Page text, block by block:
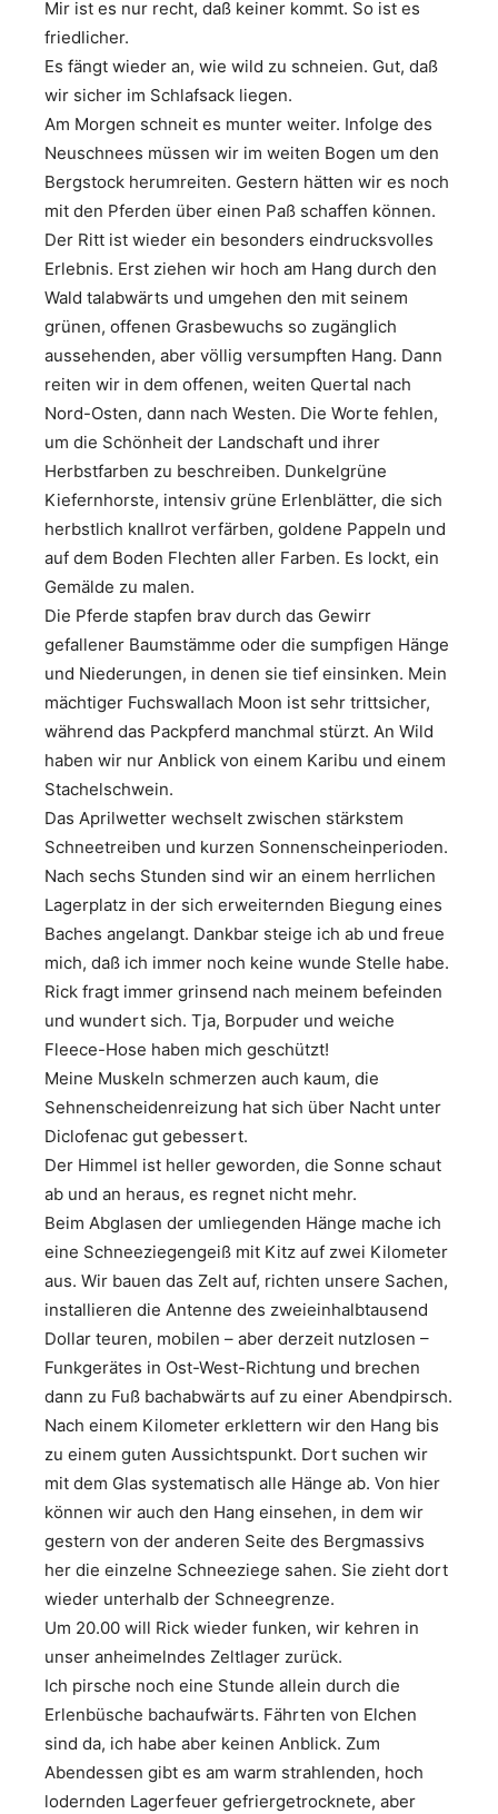
Mir ist es nur recht, daß keiner kommt. So ist es
friedlicher.
Es fängt wieder an, wie wild zu schneien. Gut, daß
wir sicher im Schlafsack liegen.
Am Morgen schneit es munter weiter. Infolge des
Neuschnees müssen wir im weiten Bogen um den
Bergstock herumreiten. Gestern hätten wir es noch
mit den Pferden über einen Paß schaffen können.
Der Ritt ist wieder ein besonders eindrucksvolles
Erlebnis. Erst ziehen wir hoch am Hang durch den
Wald talabwärts und umgehen den mit seinem
grünen, offenen Grasbewuchs so zugänglich
aussehenden, aber völlig versumpften Hang. Dann
reiten wir in dem offenen, weiten Quertal nach
Nord-Osten, dann nach Westen. Die Worte fehlen,
um die Schönheit der Landschaft und ihrer
Herbstfarben zu beschreiben. Dunkelgrüne
Kiefernhorste, intensiv grüne Erlenblätter, die sich
herbstlich knallrot verfärben, goldene Pappeln und
auf dem Boden Flechten aller Farben. Es lockt, ein
Gemälde zu malen.
Die Pferde stapfen brav durch das Gewirr
gefallener Baumstämme oder die sumpfigen Hänge
und Niederungen, in denen sie tief einsinken. Mein
mächtiger Fuchswallach Moon ist sehr trittsicher,
während das Packpferd manchmal stürzt. An Wild
haben wir nur Anblick von einem Karibu und einem
Stachelschwein.
Das Aprilwetter wechselt zwischen stärkstem
Schneetreiben und kurzen Sonnenscheinperioden.
Nach sechs Stunden sind wir an einem herrlichen
Lagerplatz in der sich erweiternden Biegung eines
Baches angelangt. Dankbar steige ich ab und freue
mich, daß ich immer noch keine wunde Stelle habe.
Rick fragt immer grinsend nach meinem befeinden
und wundert sich. Tja, Borpuder und weiche
Fleece-Hose haben mich geschützt!
Meine Muskeln schmerzen auch kaum, die
Sehnenscheidenreizung hat sich über Nacht unter
Diclofenac gut gebessert.
Der Himmel ist heller geworden, die Sonne schaut
ab und an heraus, es regnet nicht mehr.
Beim Abglasen der umliegenden Hänge mache ich
eine Schneeziegengeiß mit Kitz auf zwei Kilometer
aus. Wir bauen das Zelt auf, richten unsere Sachen,
installieren die Antenne des zweieinhalbtausend
Dollar teuren, mobilen – aber derzeit nutzlosen –
Funkgerätes in Ost-West-Richtung und brechen
dann zu Fuß bachabwärts auf zu einer Abendpirsch.
Nach einem Kilometer erklettern wir den Hang bis
zu einem guten Aussichtspunkt. Dort suchen wir
mit dem Glas systematisch alle Hänge ab. Von hier
können wir auch den Hang einsehen, in dem wir
gestern von der anderen Seite des Bergmassivs
her die einzelne Schneeziege sahen. Sie zieht dort
wieder unterhalb der Schneegrenze.
Um 20.00 will Rick wieder funken, wir kehren in
unser anheimelndes Zeltlager zurück.
Ich pirsche noch eine Stunde allein durch die
Erlenbüsche bachaufwärts. Fährten von Elchen
sind da, ich habe aber keinen Anblick. Zum
Abendessen gibt es am warm strahlenden, hoch
lodernden Lagerfeuer gefriergetrocknete, aber